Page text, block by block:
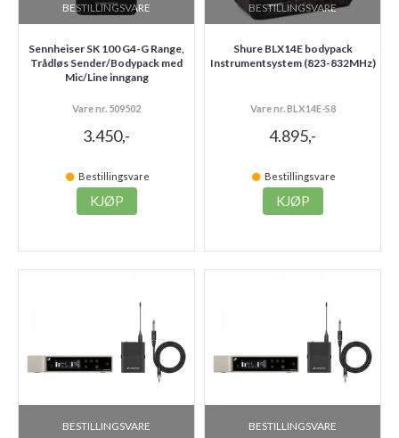
BESTILLINGSVARE
Sennheiser SK 100 G4-G Range,
Trådløs Sender/Bodypack med
Mic/Line inngang
Vare nr. 509502
3.450,-
Bestillingsvare
KJØP
BESTILLINGSVARE
Shure BLX14E bodypack
Instrumentsystem (823-832MHz)
Vare nr. BLX14E-S8
4.895,-
Bestillingsvare
KJØP
BESTILLINGSVARE BESTILLINGSVARE